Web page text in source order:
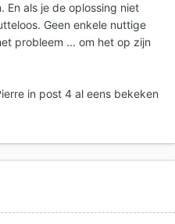
En als je de oplossing niet
Geen enkele nuttige
probleem ... om het op zijn
in post 4 al eens bekeken